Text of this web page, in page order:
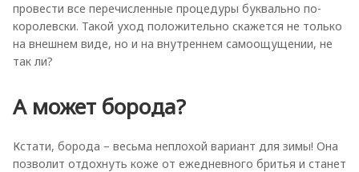
провести все перечисленные процедуры буквально по-
королевски. Такой уход положительно скажется не только
на внешнем виде, но и на внутреннем самоощущении, не
так ли?
А может борода?
Кстати, борода – весьма неплохой вариант для зимы! Она
позволит отдохнуть коже от ежедневного бритья и станет